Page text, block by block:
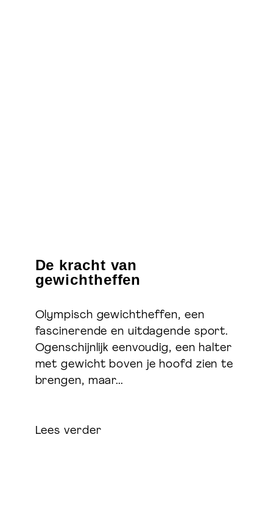
De kracht van
gewichtheffen
Olympisch gewichtheffen, een
fascinerende en uitdagende sport.
Ogenschijnlijk eenvoudig, een halter
met gewicht boven je hoofd zien te
brengen, maar...
Lees verder